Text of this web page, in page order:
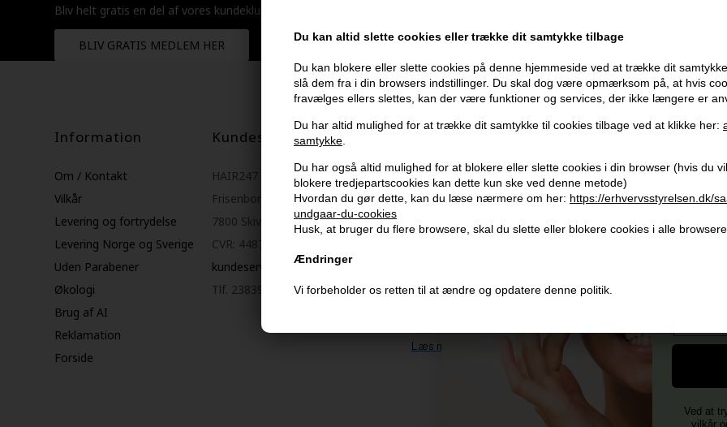
Du kan altid slette cookies eller trække dit samtykke tilbage
Du kan blokere eller slette cookies på denne hjemmeside ved at trække dit
slå dem fra i din browsers indstillinger. Du skal dog være opmærksom på, at hvis
fravælges ellers slettes, kan der være funktioner og services, der ikke længere er
Du har altid mulighed for at trække dit samtykke til cookies tilbage ved at klikke her:
samtykke
Du har også altid mulighed for at blokere eller slette cookies i din browser (hvis du
blokere tredjepartscookies kan dette kun ske ved denne metode)
Hvordan du gør dette, kan du læse nærmere om her: https://erhvervsstyrelsen.dk/
undgaar-du-cookies
Husk, at bruger du flere browsere, skal du slette eller blokere cookies i alle browsere.
Ændringer
Vi forbeholder os retten til at ændre og opdatere denne politik.
Bliv helt gratis en del af vores kundeklub og optjen rabatter når du handler
BLIV GRATIS MEDLEM HER
Information
Om / Kontakt
Vilkår
Levering og fortrydelse
Levering Norge og Sverige
Uden Parabener
Økologi
Brug af AI
Reklamation
Forside
Kundeservice
HAIR247
Frisenborgvej 6A
7800 Skive
CVR: 44874253
kundeservice@hair247.dk
Tlf. 23839799 (hverdage 9-14)
Modtag tilbud mm
Tilmeld dig nyhedsbrev - du kan altid afmelde det igen.
Navn
TILMELD
Læs mere her
Vi
Og
Ved at
vilkår